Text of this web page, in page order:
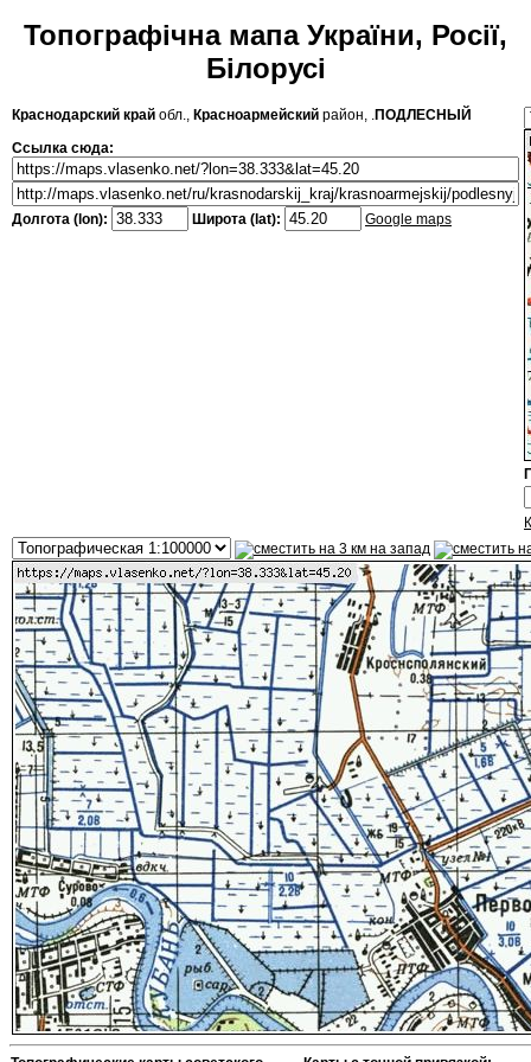
Топографічна мапа України, Росії,
Білорусі
Краснодарский край обл., Красноармейский район, .ПОДЛЕСНЫЙ
Ссылка сюда:
Долгота (lon): Широта (lat): Google maps